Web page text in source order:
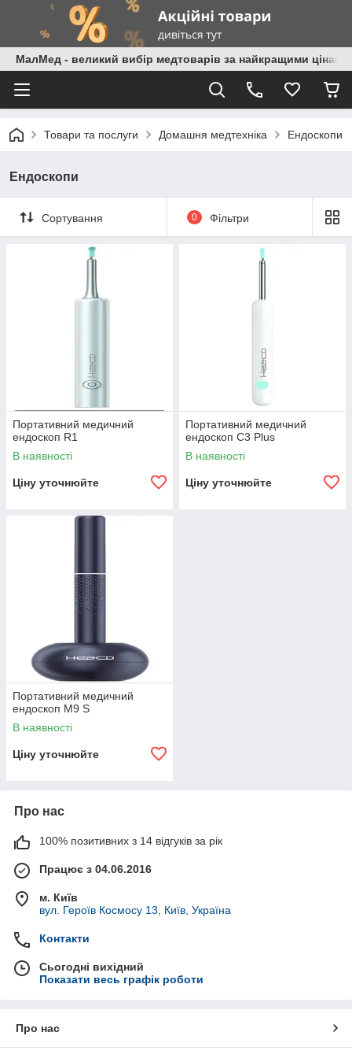
МалМед - великий вибір медтоварів за найкращими цінами
Товари та послуги Домашня медтехніка Ендоскопи
Ендоскопи
Сортування 0 Фільтри
Портативний медичний
ендоскоп R1
В наявності
Ціну уточнюйте
Портативний медичний
ендоскоп C3 Plus
В наявності
Ціну уточнюйте
Портативний медичний
ендоскоп M9 S
В наявності
Ціну уточнюйте
Про нас
100% позитивних з 14 відгуків за рік
Працює з 04.06.2016
м. Київ
вул. Героїв Космосу 13, Київ, Україна
Контакти
Сьогодні вихідний
Показати весь графік роботи
Про нас